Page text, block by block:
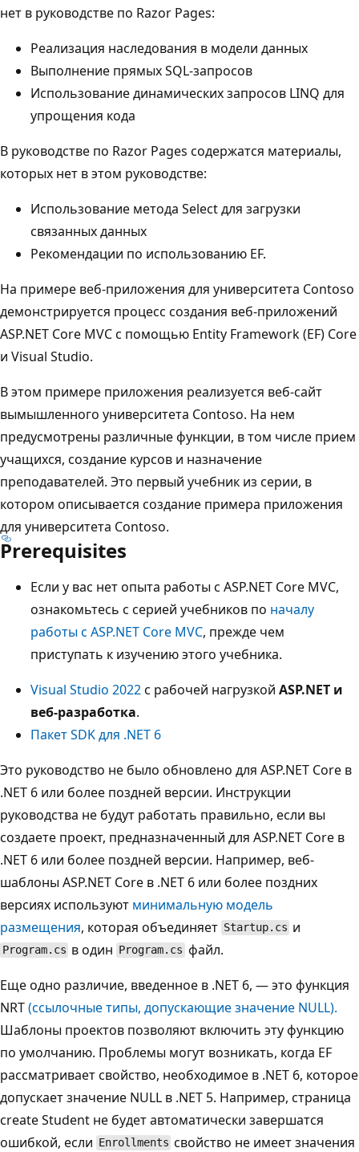
нет в руководстве по Razor Pages:
Реализация наследования в модели данных
Выполнение прямых SQL-запросов
Использование динамических запросов LINQ для
упрощения кода
В руководстве по Razor Pages содержатся материалы,
которых нет в этом руководстве:
Использование метода Select для загрузки
связанных данных
Рекомендации по использованию EF.
На примере веб-приложения для университета Contoso
демонстрируется процесс создания веб-приложений
ASP.NET Core MVC с помощью Entity Framework (EF) Core
и Visual Studio.
В этом примере приложения реализуется веб-сайт
вымышленного университета Contoso. На нем
предусмотрены различные функции, в том числе прием
учащихся, создание курсов и назначение
преподавателей. Это первый учебник из серии, в
котором описывается создание примера приложения
для университета Contoso.
Prerequisites
Если у вас нет опыта работы с ASP.NET Core MVC,
ознакомьтесь с серией учебников по началу
работы с ASP.NET Core MVC, прежде чем
приступать к изучению этого учебника.
Visual Studio 2022с рабочей нагрузкой ASP.NET и
веб-разработка.
Пакет SDK для .NET 6
Это руководство не было обновлено для ASP.NET Core в
.NET 6 или более поздней версии. Инструкции
руководства не будут работать правильно, если вы
создаете проект, предназначенный для ASP.NET Core в
.NET 6 или более поздней версии. Например, веб-
шаблоны ASP.NET Core в .NET 6 или более поздних
версиях используют минимальную модель
размещения, которая объединяет Startup.cs и
Program.cs в один Program.cs файл.
Еще одно различие, введенное в .NET 6, — это функция
NRT(ссылочные типы, допускающие значение NULL).
Шаблоны проектов позволяют включить эту функцию
по умолчанию. Проблемы могут возникать, когда EF
рассматривает свойство, необходимое в .NET 6, которое
допускает значение NULL в .NET 5. Например, страница
create Student не будет автоматически завершатся
ошибкой, если Enrollments свойство не имеет значения